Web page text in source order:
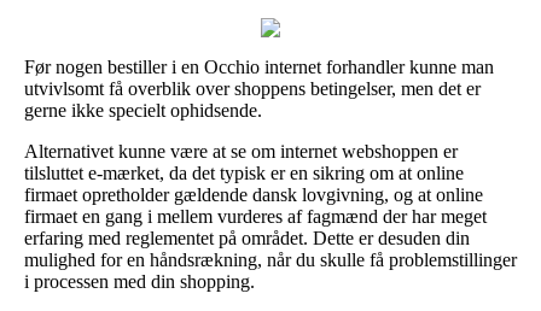
Før nogen bestiller i en Occhio internet forhandler kunne man
utvivlsomt få overblik over shoppens betingelser, men det er
gerne ikke specielt ophidsende.
Alternativet kunne være at se om internet webshoppen er
tilsluttet e-mærket, da det typisk er en sikring om at online
firmaet opretholder gældende dansk lovgivning, og at online
firmaet en gang i mellem vurderes af fagmænd der har meget
erfaring med reglementet på området. Dette er desuden din
mulighed for en håndsrækning, når du skulle få problemstillinger
i processen med din shopping.